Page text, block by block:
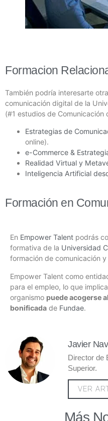
Formacion
También podría interesarte
comunicación digital de la
(#1 estudios de Comunicación
Estrategias de
online).
e-Commerce &
Realidad Virtual y
Inteligencia Artificial
Formación en
En Empower Talent podrás
formativa de la Universidad
formación de comunicación
Empower Talent como
para el empleo, lo que
organismo puede acogerse
bonificada de Fundae.
Javier
Director de
Superior.
VER
Más